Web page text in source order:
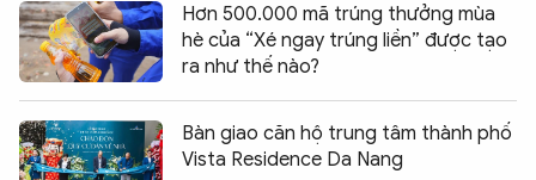
Hơn 500.000 mã trúng thưởng mùa
hè của “Xé ngay trúng liền” được tạo
ra như thế nào?
Bàn giao căn hộ trung tâm thành phố
Vista Residence Da Nang